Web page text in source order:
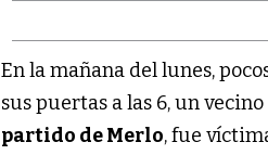
En la mañana del lunes,
sus puertas a las 6, un
partido de Merlo, fue